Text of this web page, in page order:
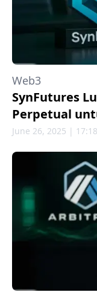
Web3
SynFutures
Perpetual
June 26, 2025 |